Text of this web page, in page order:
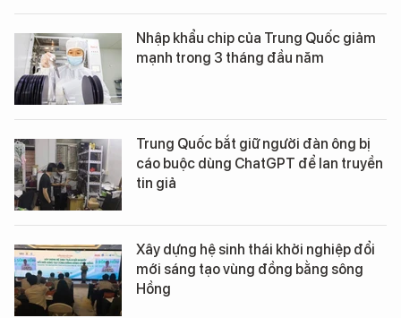
Nhập khẩu chip của Trung Quốc giảm
mạnh trong 3 tháng đầu năm
Trung Quốc bắt giữ người đàn ông bị
cáo buộc dùng ChatGPT để lan truyền
tin giả
Xây dựng hệ sinh thái khởi nghiệp đổi
mới sáng tạo vùng đồng bằng sông
Hồng